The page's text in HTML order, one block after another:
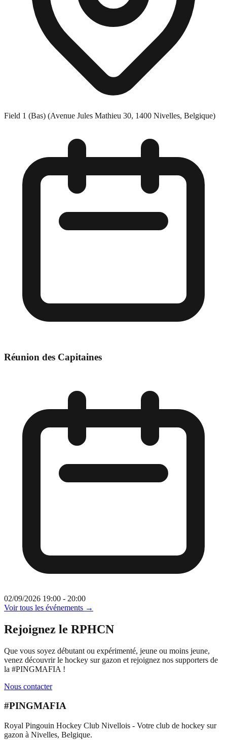
Field 1 (Bas) (Avenue Jules Mathieu 30, 1400 Nivelles, Belgique)
Réunion des Capitaines
02/09/2026 19:00 - 20:00
Voir tous les événements →
Rejoignez le RPHCN
Que vous soyez débutant ou expérimenté, jeune ou moins jeune,
venez découvrir le hockey sur gazon et rejoignez nos supporters de
la #PINGMAFIA !
Nous contacter
#PINGMAFIA
Royal Pingouin Hockey Club Nivellois - Votre club de hockey sur
gazon à Nivelles, Belgique.